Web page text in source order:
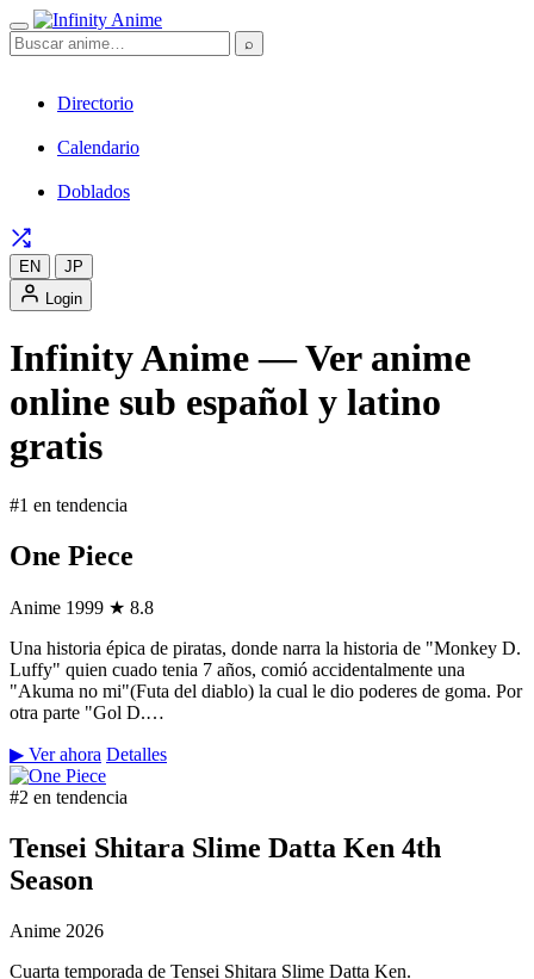
⌕
Directorio
Calendario
Doblados
EN
JP
Login
Infinity Anime — Ver anime
online sub español y latino
gratis
#1 en tendencia
One Piece
Anime 1999 ★ 8.8
Una historia épica de piratas, donde narra la historia de "Monkey D.
Luffy" quien cuado tenia 7 años, comió accidentalmente una
"Akuma no mi"(Futa del diablo) la cual le dio poderes de goma. Por
otra parte "Gol D.…
▶ Ver ahora Detalles
#2 en tendencia
Tensei Shitara Slime Datta Ken 4th
Season
Anime 2026
Cuarta temporada de Tensei Shitara Slime Datta Ken.